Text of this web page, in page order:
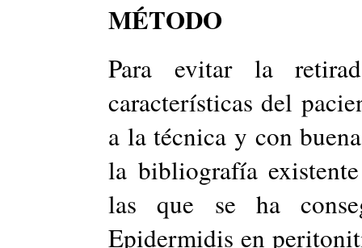
MÉTODO
Para evitar la
características del
a la técnica y con
la bibliografía
las que se ha
Epidermidis en